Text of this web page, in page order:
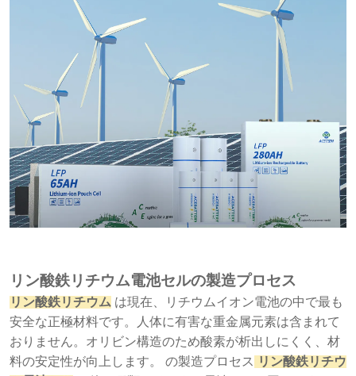
リン酸鉄リチウム電池セルの製造プロセス
リン酸鉄リチウム は現在、リチウムイオン電池の中で最も
安全な正極材料です。人体に有害な重金属元素は含まれて
おりません。オリビン構造のため酸素が析出しにくく、材
料の安定性が向上します。 の製造プロセス
リン酸鉄リチウ